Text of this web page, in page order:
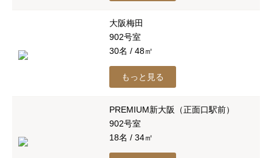
大阪梅田
902号室
30名 / 48㎡
もっと見る
PREMIUM新大阪（正面口駅前）
902号室
18名 / 34㎡